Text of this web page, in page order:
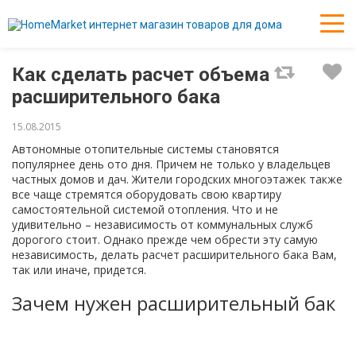
Как сделать расчет объема
расширительного бака
15.08.2015
Автономные отопительные системы становятся
популярнее день ото дня. Причем не только у владельцев
частных домов и дач. Жители городских многоэтажек также
все чаще стремятся оборудовать свою квартиру
самостоятельной системой отопления. Что и не
удивительно – независимость от коммунальных служб
дорогого стоит. Однако прежде чем обрести эту самую
независимость, делать расчет расширительного бака Вам,
так или иначе, придется.
Зачем нужен расширительный бак